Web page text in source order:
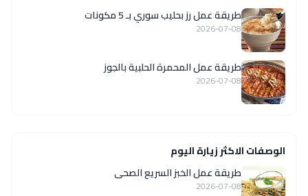
طريقة عمل رز بحليب سوري بـ 5 مكونات
2026-07-08
طريقة عمل المحمرة الحلبية بالجوز
2026-07-08
الوصفات الاكثر زيارة اليوم
طريقة عمل الخبز السريع الصحى
2026-07-08